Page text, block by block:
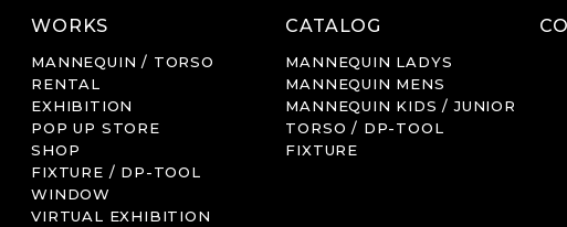
WORKS
MANNEQUIN / TORSO
RENTAL
EXHIBITION
POP UP STORE
SHOP
FIXTURE / DP-TOOL
WINDOW
VIRTUAL EXHIBITION
CATALOG
MANNEQUIN LADYS
MANNEQUIN MENS
MANNEQUIN KIDS / JUNIOR
TORSO / DP-TOOL
FIXTURE